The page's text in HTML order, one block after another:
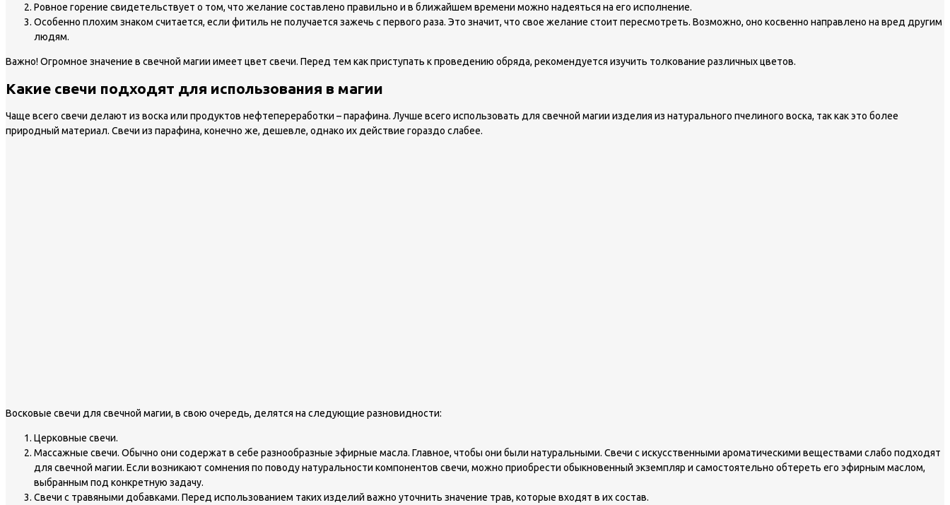
Ровное горение свидетельствует о том, что желание составлено правильно и в ближайшем времени можно надеяться на его исполнение.
Особенно плохим знаком считается, если фитиль не получается зажечь с первого раза. Это значит, что свое желание стоит пересмотреть. Возможно, оно косвенно направлено на вред другим
людям.
Важно!Огромное значение в свечной магии имеет цвет свечи. Перед тем как приступать к проведению обряда, рекомендуется изучить толкование различных цветов.
Какие свечи подходят для использования в магии
Чаще всего свечи делают из воска или продуктов нефтепереработки – парафина. Лучше всего использовать для свечной магии изделия из натурального пчелиного воска, так как это более
природный материал. Свечи из парафина, конечно же, дешевле, однако их действие гораздо слабее.
Восковые свечи для свечной магии, в свою очередь, делятся на следующие разновидности:
Церковные свечи.
Массажные свечи. Обычно они содержат в себе разнообразные эфирные масла. Главное, чтобы они были натуральными. Свечи с искусственными ароматическими веществами слабо подходят
для свечной магии. Если возникают сомнения по поводу натуральности компонентов свечи, можно приобрести обыкновенный экземпляр и самостоятельно обтереть его эфирным маслом,
выбранным под конкретную задачу.
Свечи с травяными добавками. Перед использованием таких изделий важно уточнить значение трав, которые входят в их состав.